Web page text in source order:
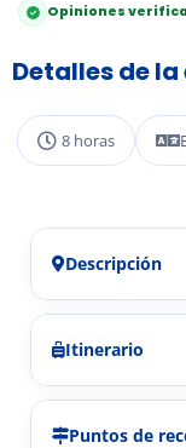
Opiniones
Detalles de
8 horas
Descripción
Itinerario
Puntos de